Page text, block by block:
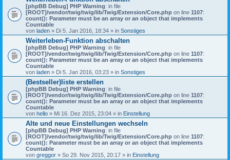
[phpBB Debug] PHP Warning: in file
[ROOT]/vendor/twig/twig/lib/Twig/Extension/Core.php on line 1107:
count(): Parameter must be an array or an object that implements
Countable
von laden » Di 5. Jan 2016, 18:34 » in Sonstiges
Weiterleben-Funktion abschalten
[phpBB Debug] PHP Warning: in file
[ROOT]/vendor/twig/twig/lib/Twig/Extension/Core.php on line 1107:
count(): Parameter must be an array or an object that implements
Countable
von laden » Di 5. Jan 2016, 03:23 » in Sonstiges
(Bestseller)liste erstellen
[phpBB Debug] PHP Warning: in file
[ROOT]/vendor/twig/twig/lib/Twig/Extension/Core.php on line 1107:
count(): Parameter must be an array or an object that implements
Countable
von hello » Mi 16. Dez 2015, 23:04 » in Einstellung
Alte und neue Einstellungen wechseln
[phpBB Debug] PHP Warning: in file
[ROOT]/vendor/twig/twig/lib/Twig/Extension/Core.php on line 1107:
count(): Parameter must be an array or an object that implements
Countable
von greggor » So 29. Nov 2015, 20:17 » in Einstellung